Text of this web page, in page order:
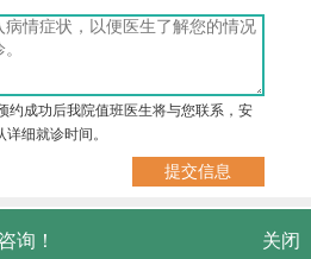
约成功后我院值班医生将与您联系，安
细就诊时间。
武汉市硚口区解放大道479号
询！ 关闭